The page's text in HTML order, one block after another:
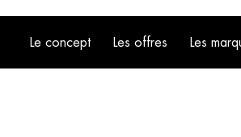
Le concept Les offres Les